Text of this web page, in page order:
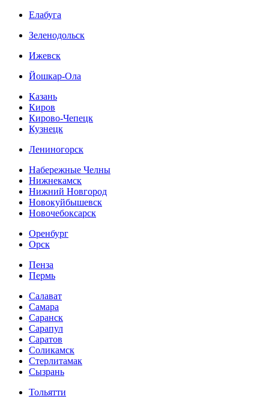
Елабуга
Зеленодольск
Ижевск
Йошкар-Ола
Казань
Киров
Кирово-Чепецк
Кузнецк
Лениногорск
Набережные Челны
Нижнекамск
Нижний Новгород
Новокуйбышевск
Новочебоксарск
Оренбург
Орск
Пенза
Пермь
Салават
Самара
Саранск
Сарапул
Саратов
Соликамск
Стерлитамак
Сызрань
Тольятти